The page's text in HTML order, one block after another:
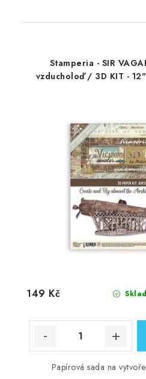
Stamperia - SIR
vzducholoď / 3D KIT -
149 Kč
Papírová sada na